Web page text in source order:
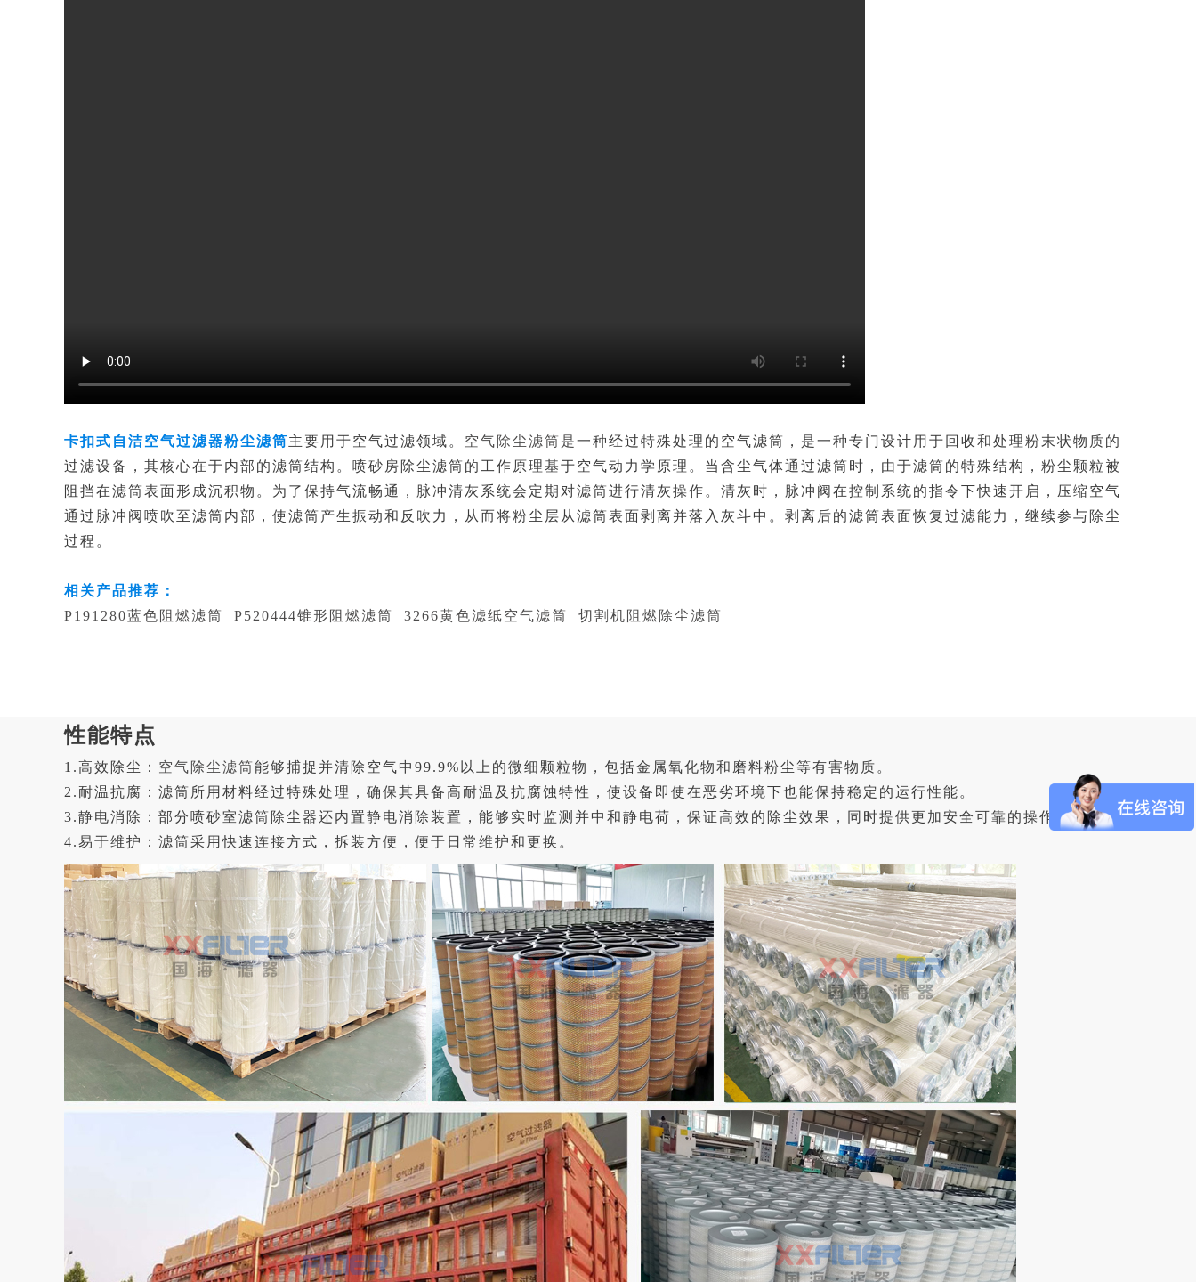
卡扣式自洁空气过滤器粉尘滤筒主要用于空气过滤领域。 空气除尘滤筒 是一种经过特殊处理的空气滤筒， 是一种专门设计用于回收和处理粉末状物质的
过滤设备，其核心在于内部的滤筒结构。喷砂房除尘滤筒的工作原理基于空气动力学原理。当含尘气体通过滤筒时，由于滤筒的特殊结构，粉尘颗粒被
阻挡在滤筒表面形成沉积物。为了保持气流畅通，脉冲清灰系统会定期对滤筒进行清灰操作。清灰时，脉冲阀在控制系统的指令下快速开启，压缩空气
通过脉冲阀喷吹至滤筒内部，使滤筒产生振动和反吹力，从而将粉尘层从滤筒表面剥离并落入灰斗中。剥离后的滤筒表面恢复过滤能力，继续参与除尘
过程。
相关产品推荐：
P191280蓝色阻燃滤筒
P520444锥形阻燃滤筒 3266黄色滤纸空气滤筒 切割机阻燃除尘滤筒
性能特点
1.高效除尘： 空气除尘滤筒能够捕捉并清除空气中99.9%以上的微细颗粒物，包括金属氧化物和磨料粉尘等有害物质。
2.耐温抗腐：滤筒所用材料经过特殊处理，确保其具备高耐温及抗腐蚀特性，使设备即使在恶劣环境下也能保持稳定的运行性能。
3.静电消除：部分喷砂室滤筒除尘器还内置静电消除装置，能够实时监测并中和静电荷，保证高效的除尘效果，同时提供更加安全可靠的操作环境。
4.易于维护：滤筒采用快速连接方式，拆装方便，便于日常维护和更换。